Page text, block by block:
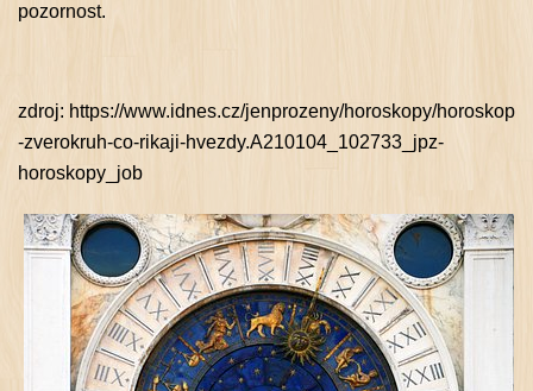
pozornost.
zdroj: https://www.idnes.cz/jenprozeny/horoskopy/horoskop
-zverokruh-co-rikaji-hvezdy.A210104_102733_jpz-
horoskopy_job